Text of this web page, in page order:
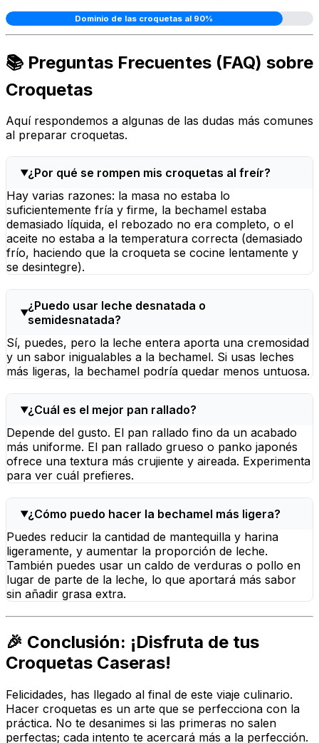
Dominio de las croquetas al 90%
📚 Preguntas Frecuentes (FAQ) sobre
Croquetas
Aquí respondemos a algunas de las dudas más comunes
al preparar croquetas.
¿Por qué se rompen mis croquetas al freír?
Hay varias razones: la masa no estaba lo
suficientemente fría y firme, la bechamel estaba
demasiado líquida, el rebozado no era completo, o el
aceite no estaba a la temperatura correcta (demasiado
frío, haciendo que la croqueta se cocine lentamente y
se desintegre).
¿Puedo usar leche desnatada o
semidesnatada?
Sí, puedes, pero la leche entera aporta una cremosidad
y un sabor inigualables a la bechamel. Si usas leches
más ligeras, la bechamel podría quedar menos untuosa.
¿Cuál es el mejor pan rallado?
Depende del gusto. El pan rallado fino da un acabado
más uniforme. El pan rallado grueso o panko japonés
ofrece una textura más crujiente y aireada. Experimenta
para ver cuál prefieres.
¿Cómo puedo hacer la bechamel más ligera?
Puedes reducir la cantidad de mantequilla y harina
ligeramente, y aumentar la proporción de leche.
También puedes usar un caldo de verduras o pollo en
lugar de parte de la leche, lo que aportará más sabor
sin añadir grasa extra.
🎉 Conclusión: ¡Disfruta de tus
Croquetas Caseras!
Felicidades, has llegado al final de este viaje culinario.
Hacer croquetas es un arte que se perfecciona con la
práctica. No te desanimes si las primeras no salen
perfectas; cada intento te acercará más a la perfección.